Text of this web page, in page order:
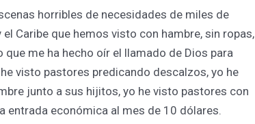
horribles de necesidades de miles de
Caribe que hemos visto con hambre, sin ropas,
me ha hecho oír el llamado de Dios para
visto pastores predicando descalzos, yo he
junto a sus hijitos, yo he visto pastores con
entrada económica al mes de 10 dólares.